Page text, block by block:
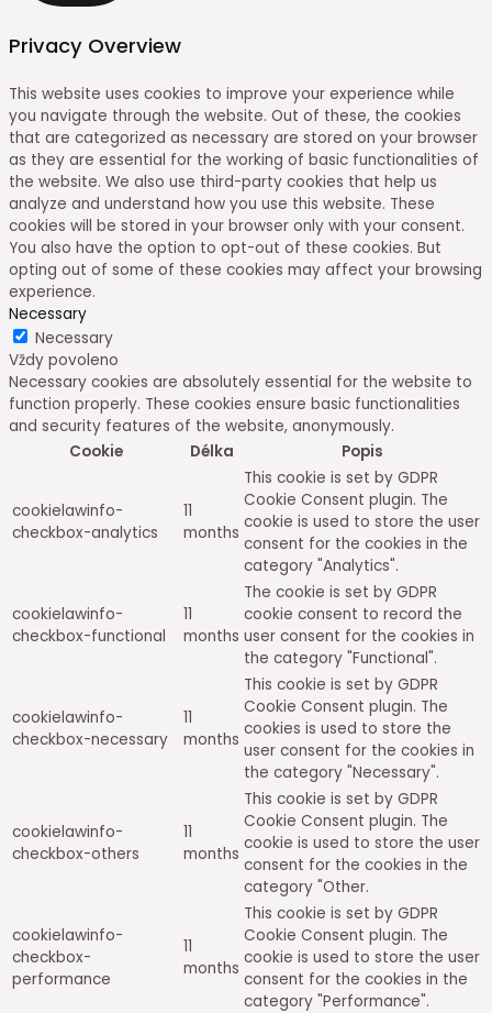
Privacy Overview
This website uses cookies to improve your experience while
you navigate through the website. Out of these, the cookies
that are categorized as necessary are stored on your browser
as they are essential for the working of basic functionalities of
the website. We also use third-party cookies that help us
analyze and understand how you use this website. These
cookies will be stored in your browser only with your consent.
You also have the option to opt-out of these cookies. But
opting out of some of these cookies may affect your browsing
experience.
Necessary
Necessary
Vždy povoleno
Necessary cookies are absolutely essential for the website to
function properly. These cookies ensure basic functionalities
and security features of the website, anonymously.
Cookie
Délka Popis
cookielawinfo-
checkbox-analytics
11
months
This cookie is set by GDPR
Cookie Consent plugin. The
cookie is used to store the user
consent for the cookies in the
category "Analytics".
cookielawinfo-
checkbox-functional
11
months
The cookie is set by GDPR
cookie consent to record the
user consent for the cookies in
the category "Functional".
cookielawinfo-
checkbox-necessary
11
months
This cookie is set by GDPR
Cookie Consent plugin. The
cookies is used to store the
user consent for the cookies in
the category "Necessary".
cookielawinfo-
checkbox-others
11
months
This cookie is set by GDPR
Cookie Consent plugin. The
cookie is used to store the user
consent for the cookies in the
category "Other.
cookielawinfo-
checkbox-
performance
11
months
This cookie is set by GDPR
Cookie Consent plugin. The
cookie is used to store the user
consent for the cookies in the
category "Performance".